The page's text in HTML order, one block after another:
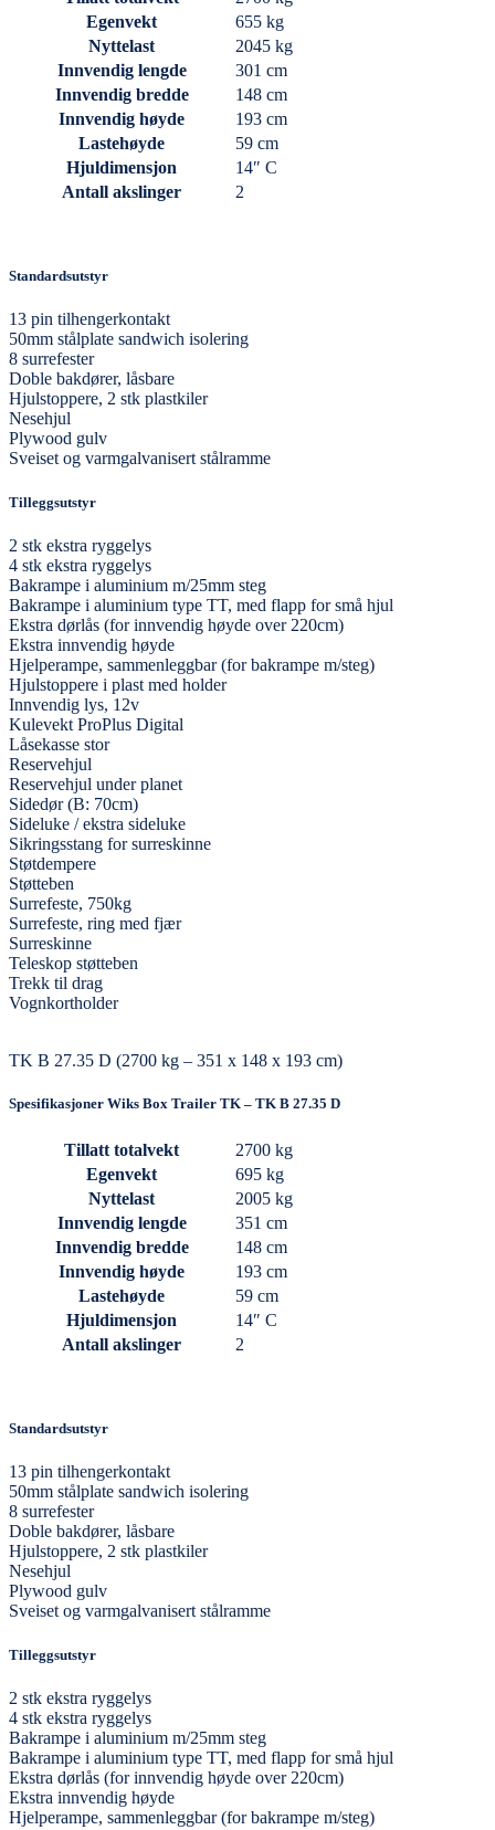
Egenvekt
655 kg
Nyttelast
2045 kg
Innvendig lengde
301 cm
Innvendig bredde
148 cm
Innvendig høyde
193 cm
Lastehøyde
59 cm
Hjuldimensjon
14″ C
Antall akslinger
2
Standardsutstyr
13 pin tilhengerkontakt
50mm stålplate sandwich isolering
8 surrefester
Doble bakdører, låsbare
Hjulstoppere, 2 stk plastkiler
Nesehjul
Plywood gulv
Sveiset og varmgalvanisert stålramme
Tilleggsutstyr
2 stk ekstra ryggelys
4 stk ekstra ryggelys
Bakrampe i aluminium m/25mm steg
Bakrampe i aluminium type TT, med flapp for små hjul
Ekstra dørlås (for innvendig høyde over 220cm)
Ekstra innvendig høyde
Hjelperampe, sammenleggbar (for bakrampe m/steg)
Hjulstoppere i plast med holder
Innvendig lys, 12v
Kulevekt ProPlus Digital
Låsekasse stor
Reservehjul
Reservehjul under planet
Sidedør (B: 70cm)
Sideluke / ekstra sideluke
Sikringsstang for surreskinne
Støtdempere
Støtteben
Surrefeste, 750kg
Surrefeste, ring med fjær
Surreskinne
Teleskop støtteben
Trekk til drag
Vognkortholder
TK B 27.35 D (2700 kg – 351 x 148 x 193 cm)
Spesifikasjoner Wiks Box Trailer TK – TK B 27.35 D
Tillatt totalvekt
2700 kg
Egenvekt
695 kg
Nyttelast
2005 kg
Innvendig lengde
351 cm
Innvendig bredde
148 cm
Innvendig høyde
193 cm
Lastehøyde
59 cm
Hjuldimensjon
14″ C
Antall akslinger
2
Standardsutstyr
13 pin tilhengerkontakt
50mm stålplate sandwich isolering
8 surrefester
Doble bakdører, låsbare
Hjulstoppere, 2 stk plastkiler
Nesehjul
Plywood gulv
Sveiset og varmgalvanisert stålramme
Tilleggsutstyr
2 stk ekstra ryggelys
4 stk ekstra ryggelys
Bakrampe i aluminium m/25mm steg
Bakrampe i aluminium type TT, med flapp for små hjul
Ekstra dørlås (for innvendig høyde over 220cm)
Ekstra innvendig høyde
Hjelperampe, sammenleggbar (for bakrampe m/steg)